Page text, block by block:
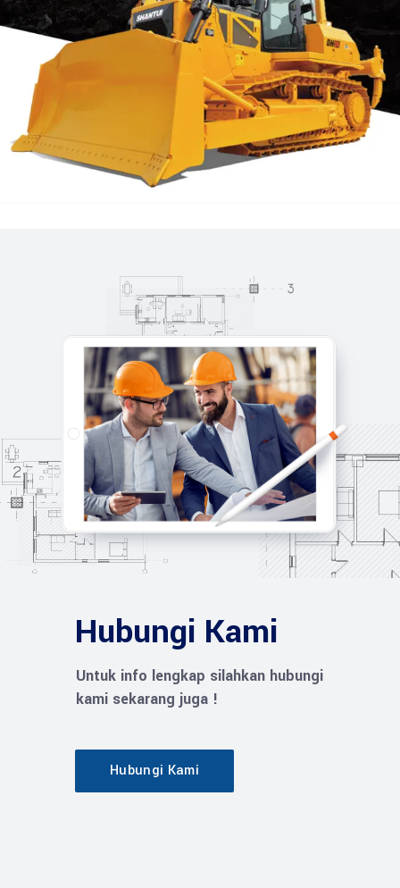
Find Out More
Hubungi Kami
Untuk info lengkap silahkan hubungi
kami sekarang juga !
Hubungi Kami